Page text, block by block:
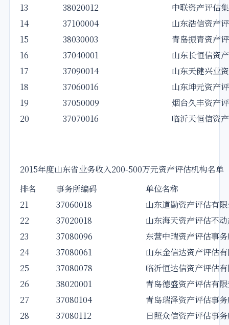
13
38020012
中联资产评估
14
37100004
山东浩信资产
15
38030003
青岛振青资产
16
37040001
山东长恒信资
17
37090014
山东天健兴业
18
37060016
山东坤元资产
19
37050009
烟台久丰资产
20
37070016 临沂天恒信资
2015年度山东省业务收入200-500万元资产评估机构名单
排名
事务所编码
单位名称
21
37060018
山东道勤资产评估有
22
37020018
山东海天资产评估不
23
37080096
东营中瑞资产评估事
24
37080061
山东金信达资产评估
25
37080078
临沂恒达信资产评估
26
38020001
青岛德盛资产评估有
27
37080104
青岛瑞泽资产评估事
28
37080112
日照众信资产评估事